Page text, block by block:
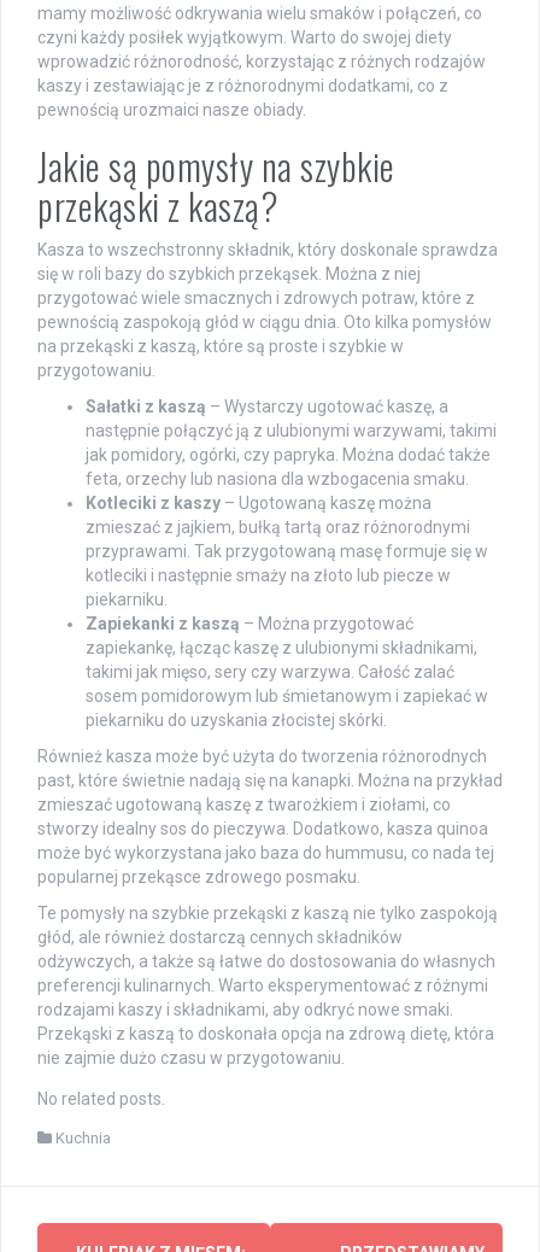
mamy możliwość odkrywania wielu smaków i połączeń, co
czyni każdy posiłek wyjątkowym. Warto do swojej diety
wprowadzić różnorodność, korzystając z różnych rodzajów
kaszy i zestawiając je z różnorodnymi dodatkami, co z
pewnością urozmaici nasze obiady.
Jakie są pomysły na szybkie
przekąski z kaszą?
Kasza to wszechstronny składnik, który doskonale sprawdza
się w roli bazy do szybkich przekąsek. Można z niej
przygotować wiele smacznych i zdrowych potraw, które z
pewnością zaspokoją głód w ciągu dnia. Oto kilka pomysłów
na przekąski z kaszą, które są proste i szybkie w
przygotowaniu.
Sałatki z kaszą – Wystarczy ugotować kaszę, a
następnie połączyć ją z ulubionymi warzywami, takimi
jak pomidory, ogórki, czy papryka. Można dodać także
feta, orzechy lub nasiona dla wzbogacenia smaku.
Kotleciki z kaszy – Ugotowaną kaszę można
zmieszać z jajkiem, bułką tartą oraz różnorodnymi
przyprawami. Tak przygotowaną masę formuje się w
kotleciki i następnie smaży na złoto lub piecze w
piekarniku.
Zapiekanki z kaszą – Można przygotować
zapiekankę, łącząc kaszę z ulubionymi składnikami,
takimi jak mięso, sery czy warzywa. Całość zalać
sosem pomidorowym lub śmietanowym i zapiekać w
piekarniku do uzyskania złocistej skórki.
Również kasza może być użyta do tworzenia różnorodnych
past, które świetnie nadają się na kanapki. Można na przykład
zmieszać ugotowaną kaszę z twarożkiem i ziołami, co
stworzy idealny sos do pieczywa. Dodatkowo, kasza quinoa
może być wykorzystana jako baza do hummusu, co nada tej
popularnej przekąsce zdrowego posmaku.
Te pomysły na szybkie przekąski z kaszą nie tylko zaspokoją
głód, ale również dostarczą cennych składników
odżywczych, a także są łatwe do dostosowania do własnych
preferencji kulinarnych. Warto eksperymentować z różnymi
rodzajami kaszy i składnikami, aby odkryć nowe smaki.
Przekąski z kaszą to doskonała opcja na zdrową dietę, która
nie zajmie dużo czasu w przygotowaniu.
No related posts.
Kuchnia